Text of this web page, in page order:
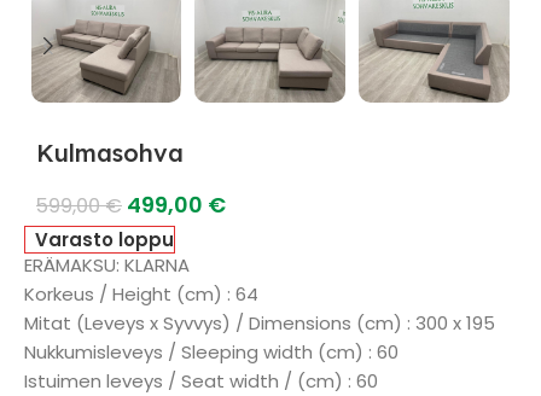
Kulmasohva
599,00€ 499,00 €
Varasto loppu
ERÄMAKSU: KLARNA
Korkeus / Height (cm) : 64
Mitat (Leveys x Syvvys) / Dimensions (cm) : 300 x 195
Nukkumisleveys / Sleeping width (cm) : 60
Istuimen leveys / Seat width / (cm) : 60